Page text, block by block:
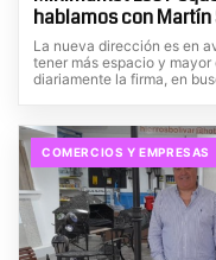
hablamos con Martín
La nueva dirección es en
tener más espacio y
diariamente la firma, en
COMERCIOS Y EMPRESAS